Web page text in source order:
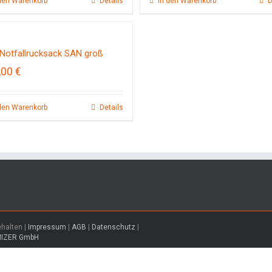
SAN groß
€
Warenkorb Details
| Impressum AGB Datenschutz
GmbH